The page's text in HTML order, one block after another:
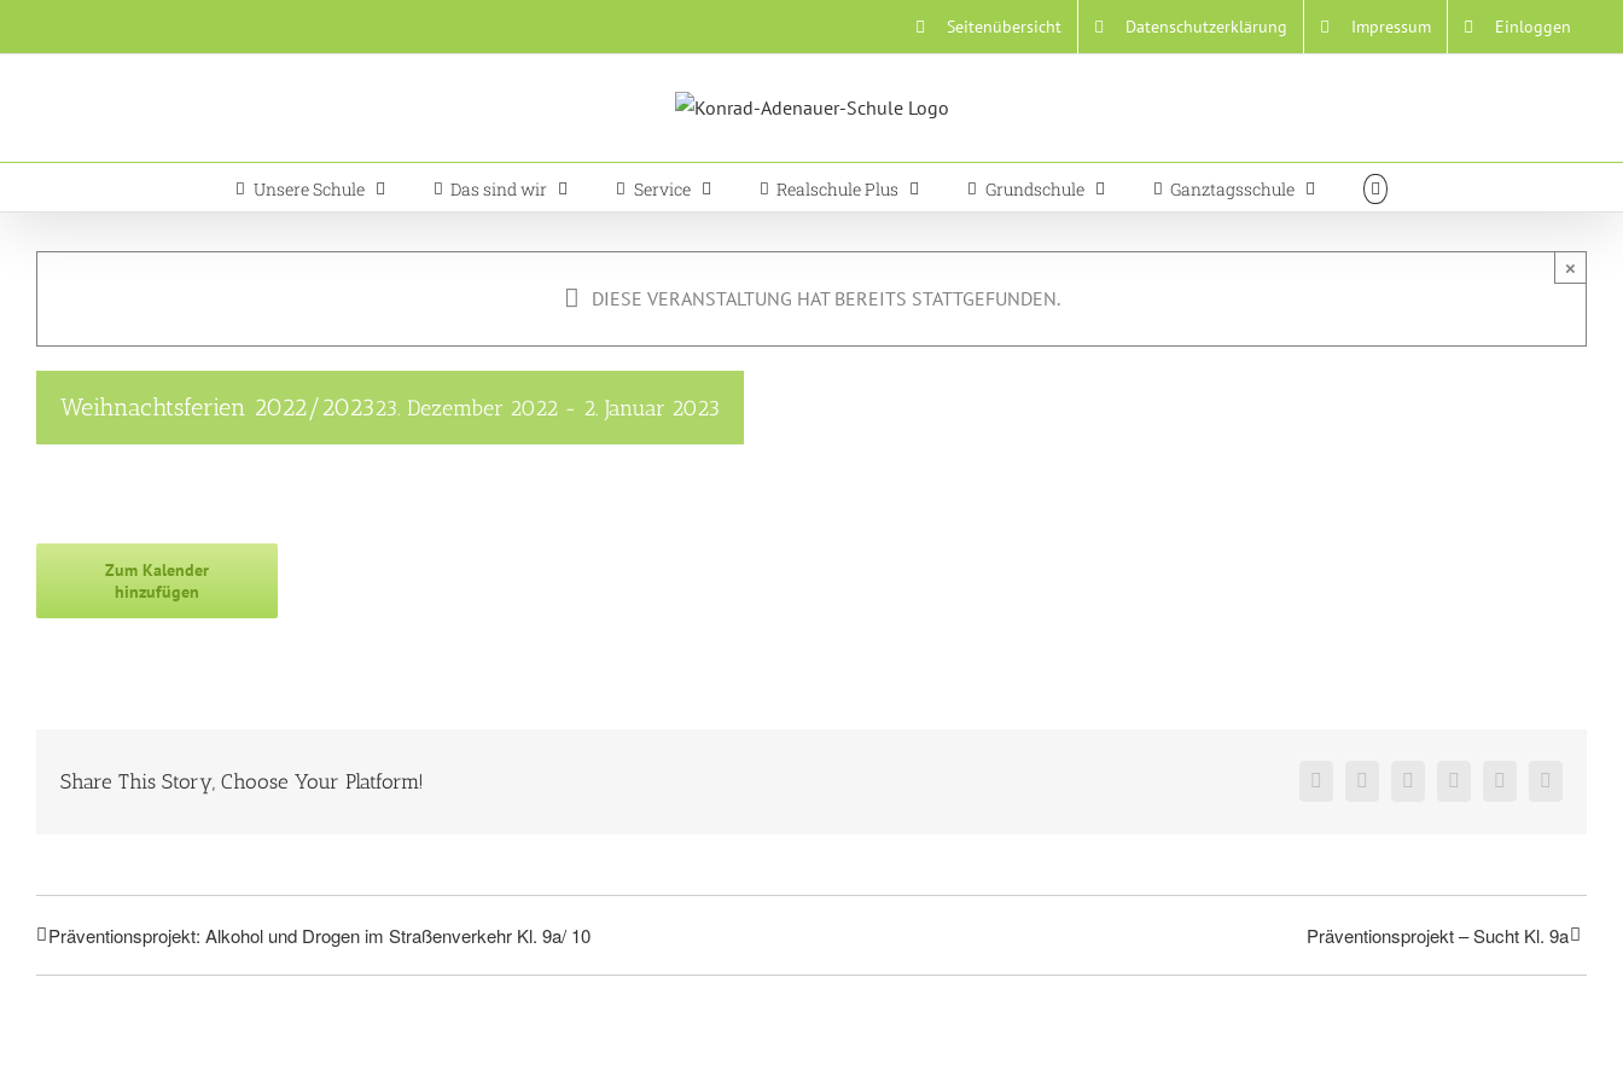
Inhalt
Seitenübersicht Datenschutzerklärung Impressum Einloggen
Unsere Schule Das sind wir Service Realschule Plus Grundschule Ganztagsschule
DIESE VERANSTALTUNG HAT BEREITS STATTGEFUNDEN.
×
Weihnachtsferien 2022/202323. Dezember 2022 - 2. Januar 2023
Zum Kalender
hinzufügen
Share This Story, Choose Your Platform! FacebookTwitterRedditLinkedInPinterestVk
Präventionsprojekt: Alkohol und Drogen im Straßenverkehr Kl. 9a/ 10 Präventionsprojekt – Sucht Kl. 9a